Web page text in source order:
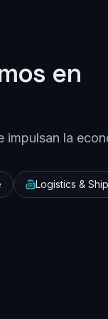
en
impulsan la
Logistics &